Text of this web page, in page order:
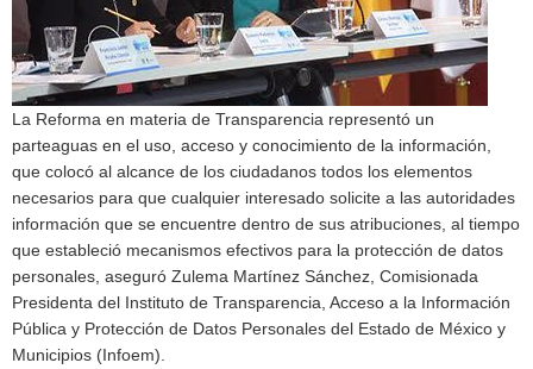
La Reforma en materia de Transparencia representó un
parteaguas en el uso, acceso y conocimiento de la información,
que colocó al alcance de los ciudadanos todos los elementos
necesarios para que cualquier interesado solicite a las autoridades
información que se encuentre dentro de sus atribuciones, al tiempo
que estableció mecanismos efectivos para la protección de datos
personales, aseguró Zulema Martínez Sánchez, Comisionada
Presidenta del Instituto de Transparencia, Acceso a la Información
Pública y Protección de Datos Personales del Estado de México y
Municipios (Infoem).